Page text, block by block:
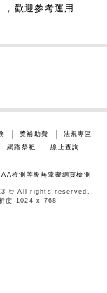
歡迎參考運用
獎補助費
法規專區
網路祭祀
線上查詢
© All rights reserved.
度 1024 x 768